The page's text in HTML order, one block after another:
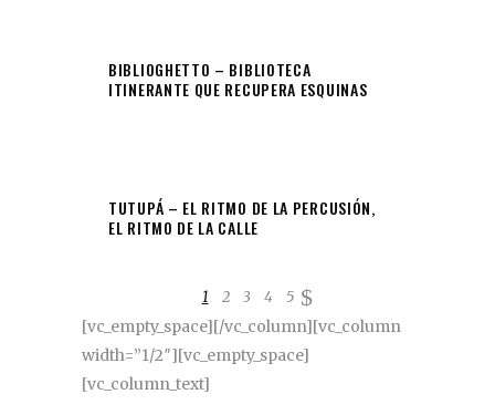
BIBLIOGHETTO – BIBLIOTECA
ITINERANTE QUE RECUPERA ESQUINAS
TUTUPÁ – EL RITMO DE LA PERCUSIÓN,
EL RITMO DE LA CALLE
1 2 3 4 5
[vc_empty_space][/vc_column][vc_column
width=”1/2″][vc_empty_space]
[vc_column_text]